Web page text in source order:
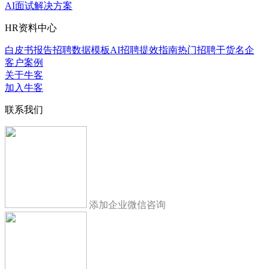
AI面试解决方案
HR资料中心
白皮书报告招聘数据模板AI招聘提效指南热门招聘干货名企
客户案例
关于牛客
加入牛客
联系我们
添加企业微信咨询